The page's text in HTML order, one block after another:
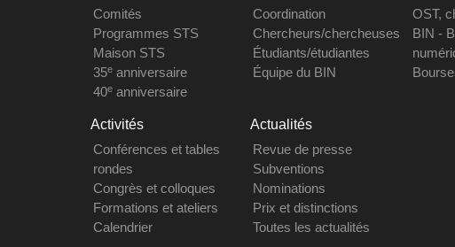
Comités
Programmes STS
Maison STS
35eanniversaire
40eanniversaire
Coordination
Chercheurs/chercheuses
Étudiants/étudiantes
Équipe du BIN
OST,
BIN -
Activités
Conférences et tables
rondes
Congrès et colloques
Formations et ateliers
Calendrier
Actualités
Revue de presse
Subventions
Nominations
Prix et distinctions
Toutes les actualités